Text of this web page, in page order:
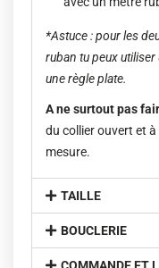
*Astuce : pour les
ruban tu peux
une règle plate.
A ne surtout pas
du collier ouvert et
mesure.
TAILLE
BOUCLERIE
COMMANDE ET